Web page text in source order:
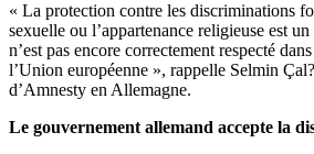
« La protection contre les discriminations
sexuelle ou l’appartenance religieuse est
n’est pas encore correctement respecté
l’Union européenne », rappelle Selmin
d’Amnesty en Allemagne.
Le gouvernement allemand accepte la